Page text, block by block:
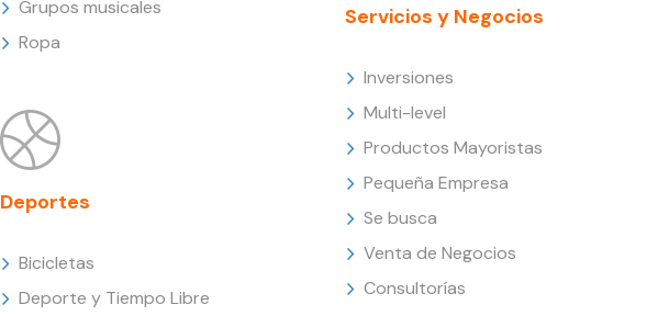
Grupos musicales
Ropa
Deportes
Bicicletas
Deporte y Tiempo Libre
Servicios y Negocios
Inversiones
Multi-level
Productos Mayoristas
Pequeña Empresa
Se busca
Venta de Negocios
Consultorías